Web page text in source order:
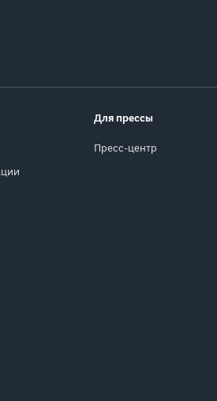
Для прессы
Пресс-центр